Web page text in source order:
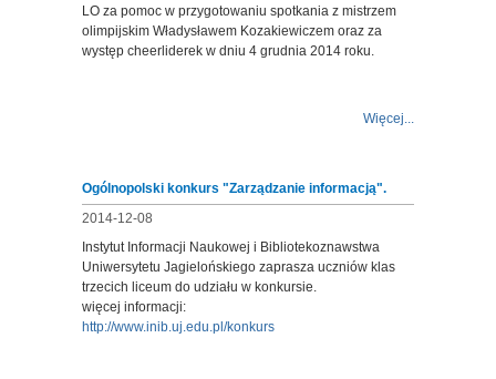
LO za pomoc w przygotowaniu spotkania z mistrzem
olimpijskim Władysławem Kozakiewiczem oraz za
występ cheerliderek w dniu 4 grudnia 2014 roku.
Więcej...
Ogólnopolski konkurs "Zarządzanie informacją".
2014-12-08
Instytut Informacji Naukowej i Bibliotekoznawstwa
Uniwersytetu Jagielońskiego zaprasza uczniów klas
trzecich liceum do udziału w konkursie.
więcej informacji:
http://www.inib.uj.edu.pl/konkurs